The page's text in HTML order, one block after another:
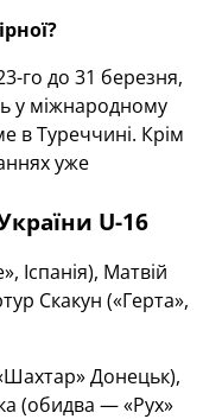
го до 31 березня,
у міжнародному
в Туреччині. Крім
уже
U-16
Іспанія), Матвій
Скакун («Герта»,
Донецьк),
(обидва — «Рух»